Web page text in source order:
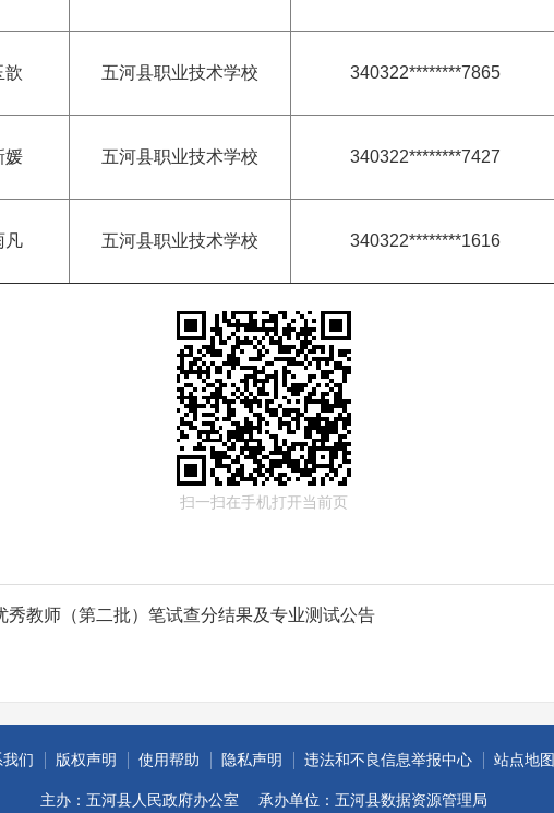
歆 五河县职业技术学校 340322********7865
媛 五河县职业技术学校 340322********7427
凡 五河县职业技术学校 340322********1616
扫一扫在手机打开当前页
教师（第二批）笔试查分结果及专业测试公告
们 版权声明 使用帮助 隐私声明 违法和不良信息举报中心 站点地图
主办：五河县人民政府办公室 承办单位：五河县数据资源管理局